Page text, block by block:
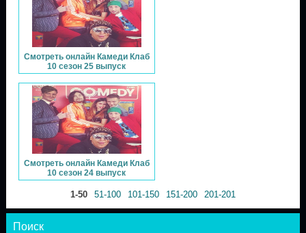
Смотреть онлайн Камеди Клаб
10 сезон 25 выпуск
Смотреть онлайн Камеди Клаб
10 сезон 24 выпуск
1-50 51-100 101-150 151-200 201-201
Поиск